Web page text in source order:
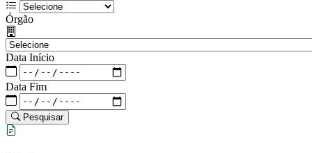
Órgão
Data Início
Data Fim
Pesquisar